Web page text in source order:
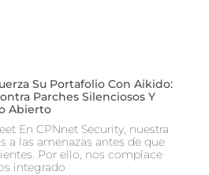
Su Portafolio Con Aikido:
Parches Silenciosos Y
Abierto
En CPNnet Security, nuestra
a las amenazas antes de que
Por ello, nos complace
integrado